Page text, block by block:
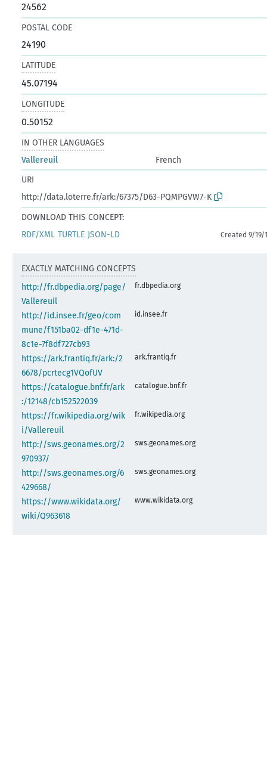
24562
POSTAL CODE
24190
LATITUDE
45.07194
LONGITUDE
0.50152
IN OTHER LANGUAGES
Vallereuil
French
URI
http://data.loterre.fr/ark:/67375/D63-PQMPGVW7-K
DOWNLOAD THIS CONCEPT:
RDF/XML TURTLE JSON-LD Created 9/19/
EXACTLY MATCHING CONCEPTS
http://fr.dbpedia.org/page/
Vallereuil
fr.dbpedia.org
http://id.insee.fr/geo/com
mune/f151ba02-df1e-471d-
8c1e-7f8df727cb93
id.insee.fr
https://ark.frantiq.fr/ark:/2
6678/pcrtecg1VQofUV
ark.frantiq.fr
https://catalogue.bnf.fr/ark
:/12148/cb152522039
catalogue.bnf.fr
https://fr.wikipedia.org/wik
i/Vallereuil
fr.wikipedia.org
http://sws.geonames.org/2
970937/
sws.geonames.org
http://sws.geonames.org/6
429668/
sws.geonames.org
https://www.wikidata.org/
wiki/Q963618
www.wikidata.org